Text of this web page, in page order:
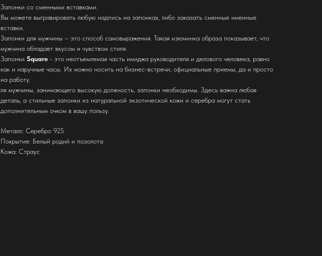
Запонки со сменными вставками.
Вы можете выгравировать любую надпись на запонках, либо заказать сменные именные
вставки.
Запонки для мужчины – это способ самовыражения. Такая изюминка образа показывает, что
мужчина обладает вкусом и чувством стиля.
Запонки Square - это неотъемлемая часть имиджа руководителя и делового человека, равно
как и наручные часы. Их можно носить на бизнес-встречи, официальные приемы, да и просто
на работу.
ля мужчины, занимающего высокую должность, запонки необходимы. Здесь важна любая
деталь, а стильные запонки из натуральной экзотической кожи и серебра могут стать
дополнительным очком в вашу пользу.
Металл: Серебро 925
Покрытие: Белый родий и позолота
Кожа: Страус